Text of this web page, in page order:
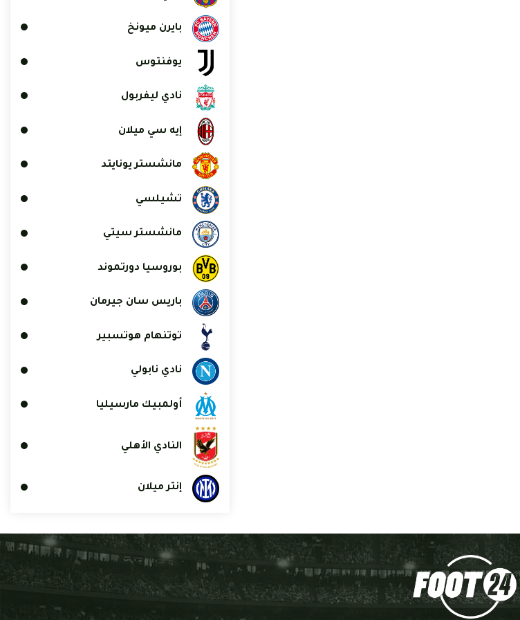
بايرن ميونخ
يوفنتوس
نادي ليفربول
إيه سي ميلان
مانشستر يونايتد
تشيلسي
مانشستر سيتي
بوروسيا دورتموند
باريس سان جيرمان
توتنهام هوتسبير
نادي نابولي
أولمبيك مارسيليا
النادي الأهلي
إنتر ميلان